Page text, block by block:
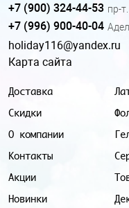
Доставка
Скидки
О компании
Контакты
Акции
Новинки
+7 (900) 324-44-53 пр-
+7 (996) 900-40-04
holiday116@yandex.ru
Карта сайта